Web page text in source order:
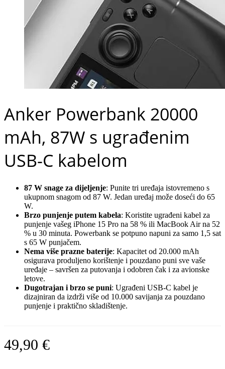
Anker Powerbank 20000
mAh, 87W s ugrađenim
USB-C kabelom
87 W snage za dijeljenje: Punite tri uređaja istovremeno s
ukupnom snagom od 87 W. Jedan uređaj može doseći do 65
W.
Brzo punjenje putem kabela: Koristite ugrađeni kabel za
punjenje vašeg iPhone 15 Pro na 58 % ili MacBook Air na 52
% u 30 minuta. Powerbank se potpuno napuni za samo 1,5 sat
s 65 W punjačem.
Nema više prazne baterije: Kapacitet od 20.000 mAh
osigurava produljeno korištenje i pouzdano puni sve vaše
uređaje – savršen za putovanja i odobren čak i za avionske
letove.
Dugotrajan i brzo se puni: Ugrađeni USB-C kabel je
dizajniran da izdrži više od 10.000 savijanja za pouzdano
punjenje i praktično skladištenje.
49,90 €